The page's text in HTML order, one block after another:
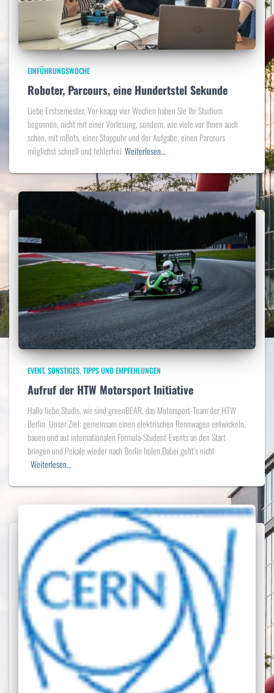
EINFÜHRUNGSWOCHE
Roboter, Parcours, eine Hundertstel Sekunde
Liebe Erstsemester, Vor knapp vier Wochen haben Sie Ihr Studium
begonnen, nicht mit einer Vorlesung, sondern, wie viele vor Ihnen auch
schon, mit mBots, einer Stoppuhr und der Aufgabe, einen Parcours
möglichst schnell und fehlerfrei Weiterlesen…
EVENT SONSTIGES TIPPS UND EMPFEHLUNGEN
Aufruf der HTW Motorsport Initiative
Hallo liebe Studis, wir sind greenBEAR, das Motorsport-Team der HTW
Berlin. Unser Ziel: gemeinsam einen elektrischen Rennwagen entwickeln,
bauen und auf internationalen Formula-Student-Events an den Start
bringen und Pokale wieder nach Berlin holen.Dabei geht’s nicht
Weiterlesen…